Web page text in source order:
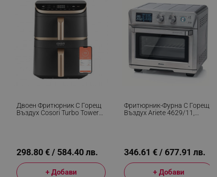
Двоен Фритюрник С Горещ
Въздух Cosori Turbo Tower
Черен/шампанско
298.80 € / 584.40 лв.
+ Добави
Фритюрник-Фурна С Горещ
Въздух Ariete 4629/11,
346.61 € / 677.91 лв.
+ Добави